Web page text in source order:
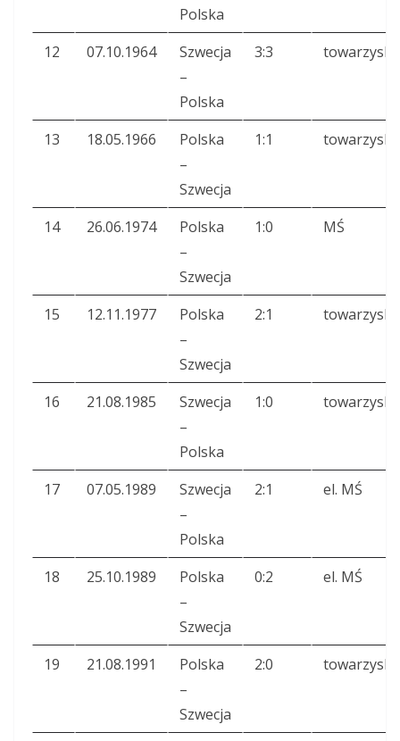
Polska
12 07.10.1964
Szwecja
–
Polska
3:3 towarzyski
13 18.05.1966
Polska
–
Szwecja
1:1 towarzyski
14 26.06.1974
Polska
–
Szwecja
1:0 MŚ
15 12.11.1977
Polska
–
Szwecja
2:1 towarzyski
16 21.08.1985
Szwecja
–
Polska
1:0 towarzyski
17 07.05.1989
Szwecja
–
Polska
2:1 el. MŚ
18 25.10.1989
Polska
–
Szwecja
0:2 el. MŚ
19 21.08.1991
Polska
–
Szwecja
2:0 towarzyski